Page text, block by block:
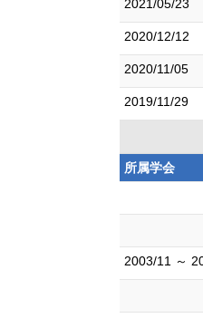
2021/05/23
2020/12/12
2020/11/05
2019/11/29
所属学会
2003/11 ～